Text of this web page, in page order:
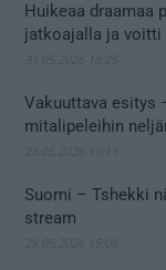
Huikeaa draamaa
jatkoajalla ja voitti
Vakuuttava esitys
mitalipeleihin
Suomi – Tshekki
stream